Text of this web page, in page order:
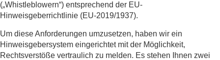
(„Whistleblowern“) entsprechend der EU-
Hinweisgeberrichtlinie (EU-2019/1937).
Um diese Anforderungen umzusetzen, haben wir ein
Hinweisgebersystem eingerichtet mit der Möglichkeit,
Rechtsverstöße vertraulich zu melden. Es stehen Ihnen zwei